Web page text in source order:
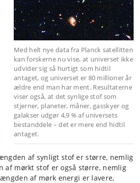
Med helt nye data fra Planck satellitten
kan forskerne nu vise, at universet ikke
udvider sig så hurtigt som hidtil
antaget, og universet er 80 millioner år
ældre end man har ment. Resultaterne
viser også, at det synlige stof som
stjerner, planeter, måner, gasskyer og
galakser udgør 4,9 % af universets
bestanddele – det er mere end hidtil
antaget.
af synligt stof er større, nemlig
af mørkt stof er også større, nemlig
af mørk energi er lavere,